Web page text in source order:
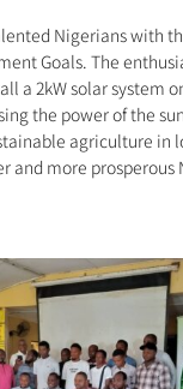
Nigerians with
Goals. The
a 2kW solar system
the power of the
agriculture in
and more prosperous